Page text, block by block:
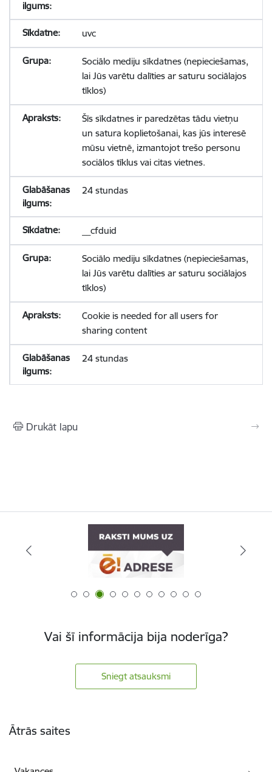
uvc
Sociālo mediju sīkdatnes (nepieciešamas,
lai Jūs varētu dalīties ar saturu sociālajos
tīklos)
Šīs sīkdatnes ir paredzētas tādu vietņu
un satura koplietošanai, kas jūs interesē
mūsu vietnē, izmantojot trešo personu
sociālos tīklus vai citas vietnes.
24 stundas
__cfduid
Sociālo mediju sīkdatnes (nepieciešamas,
lai Jūs varētu dalīties ar saturu sociālajos
tīklos)
Cookie is needed for all users for
sharing content
24 stundas
Drukāt lapu
Vai šī informācija bija noderīga?
Sniegt atsauksmi
Ātrās saites